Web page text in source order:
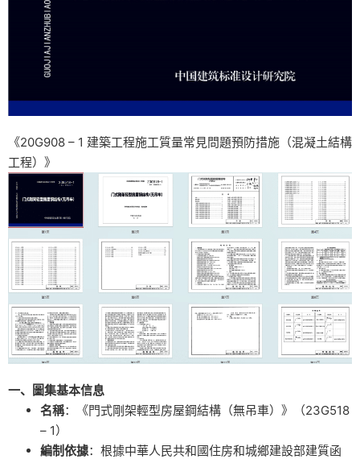
《20G908 – 1 建築工程施工質量常見問題預防措施（混凝土結構
工程）》
一、圖集基本信息
名稱：《門式剛架輕型房屋鋼結構（無吊車）》（23G518
– 1）
編制依據：根據中華人民共和國住房和城鄉建設部建質函